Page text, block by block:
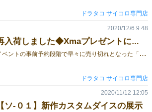
ドラタコ サイコロ専門店
再入荷しました◆Xmaプレゼントに幻想色彩プリズムダイス
イ
ベントの事前予約段階で早々に売り切れとなった「幻想色彩 ドライアド プリズムダイス」、 再生産時にレーザー加工機が壊れて製造がストップしていましたが、今年中に再入荷出来ました！！ 素材にプリズムガラスを私用しているため、暗い背景と明るい背景、光の透過具合でで見え方が違ってきます。 友達・恋人・自分へのクリスマスプレゼントに ◆幻想色彩 ドライアド プリズムダイス 6面サイコロ(15mm) ドラタコ
2020/12/6 9:48
ドラタコ サイコロ専門店
【ソ-０１】新作カスタムダイスの展示
2020/11/12 12:05